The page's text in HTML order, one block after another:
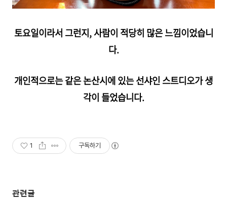
토요일이라서 그런지, 사람이 적당히 많은 느낌이었습니
다.
개인적으로는 같은 논산시에 있는 선샤인 스트디오가 생
각이 들었습니다.
1 구독하기
관련글